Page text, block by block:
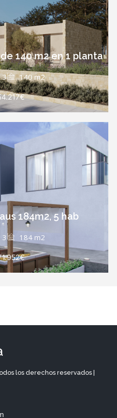
140 m2 en 1 planta
3 140 m2
184m2, 5 hab
3 184 m2
los derechos reservados |